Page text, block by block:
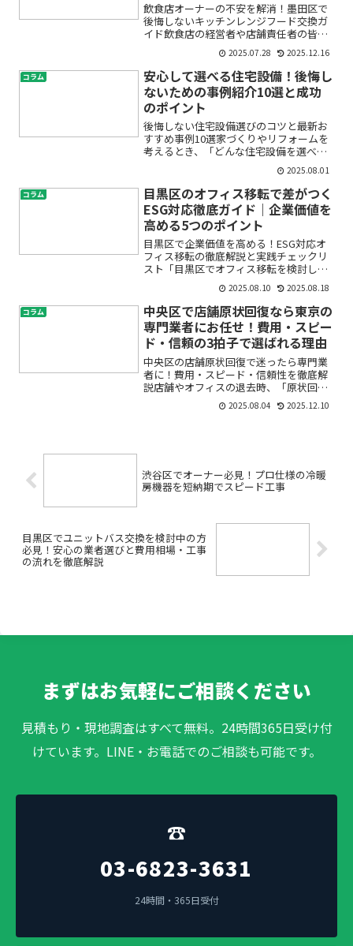
飲食店オーナーの不安を解消！墨田区で
後悔しないキッチンレンジフード交換ガ
イド飲食店の経営者や店舗責任者の皆さ
ま、「厨房の換気扇がうるさい」「レン
ジフードの吸い込みが悪い」「油汚れが
落ちない」「換気設備の故障が心配」な
ど、日々の業務でお困りで...
2025.07.28 2025.12.16
コラム
安心して選べる住宅設備！後悔し
ないための事例紹介10選と成功
のポイント
後悔しない住宅設備選びのコツと最新お
すすめ事例10選家づくりやリフォームを
考えるとき、「どんな住宅設備を選べば
後悔しないのだろう」と悩んでいません
か？キッチンやお風呂、窓やリビングの
設備まで、選択肢が多すぎて迷ってしま
いますよね。せっかくの...
2025.08.01
コラム
目黒区のオフィス移転で差がつく
ESG対応徹底ガイド｜企業価値を
高める5つのポイント
目黒区で企業価値を高める！ESG対応オ
フィス移転の徹底解説と実践チェックリ
スト「目黒区でオフィス移転を検討して
いるけれど、環境配慮やESG対応って何
をすればいいの？」「サステナビリティ
や省エネルギーも気になるし、働き方改
革や社員の健康も大切...
2025.08.10 2025.08.18
コラム
中央区で店舗原状回復なら東京の
専門業者にお任せ！費用・スピー
ド・信頼の3拍子で選ばれる理由
中央区の店舗原状回復で迷ったら専門業
者に！費用・スピード・信頼性を徹底解
説店舗やオフィスの退去時、「原状回復
って何から始めたらいいの？」「費用は
いくらかかる？」「信頼できる業者はど
2025.08.04 2025.12.10
渋谷区でオーナー必見！プロ仕様の冷暖
房機器を短納期でスピード工事
目黒区でユニットバス交換を検討中の方
必見！安心の業者選びと費用相場・工事
の流れを徹底解説
まずはお気軽にご相談ください
見積もり・現地調査はすべて無料。24時間365日受け付
けています。LINE・お電話でのご相談も可能です。
☎
03-6823-3631
24時間・365日受付